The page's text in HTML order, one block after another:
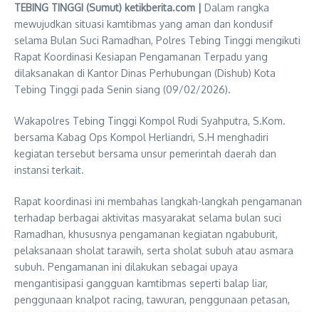
TEBING TINGGI (Sumut) ketikberita.com | Dalam rangka
mewujudkan situasi kamtibmas yang aman dan kondusif
selama Bulan Suci Ramadhan, Polres Tebing Tinggi mengikuti
Rapat Koordinasi Kesiapan Pengamanan Terpadu yang
dilaksanakan di Kantor Dinas Perhubungan (Dishub) Kota
Tebing Tinggi pada Senin siang (09/02/2026).
Wakapolres Tebing Tinggi Kompol Rudi Syahputra, S.Kom.
bersama Kabag Ops Kompol Herliandri, S.H menghadiri
kegiatan tersebut bersama unsur pemerintah daerah dan
instansi terkait.
Rapat koordinasi ini membahas langkah-langkah pengamanan
terhadap berbagai aktivitas masyarakat selama bulan suci
Ramadhan, khususnya pengamanan kegiatan ngabuburit,
pelaksanaan sholat tarawih, serta sholat subuh atau asmara
subuh. Pengamanan ini dilakukan sebagai upaya
mengantisipasi gangguan kamtibmas seperti balap liar,
penggunaan knalpot racing, tawuran, penggunaan petasan,